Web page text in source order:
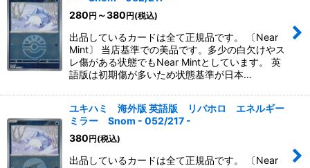
280円 ～380円(税込)
出品しているカードは全て正規品です。 〔Near
Mint〕 当店基準での美品です。多少の白欠けやス
レ傷がある状態でもNear Mintとしています。 英
語版は初期傷が多いため状態基準が日本…
ユキハミ 海外版 英語版 リバホロ エネルギー
ミラー Snom - 052/217 -
380円(税込)
出品しているカードは全て正規品です。 〔Near